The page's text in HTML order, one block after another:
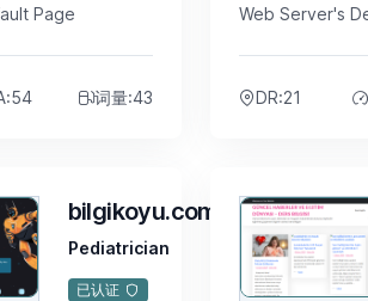
Page
词量:43
Web Server's
DR:21
bilgikoyu.com
Pediatrician
已认证